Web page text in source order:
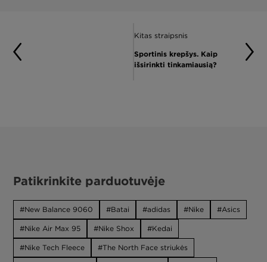
Kitas straipsnis
Sportinis krepšys. Kaip
išsirinkti tinkamiausią?
Patikrinkite parduotuvėje
New Balance 9060 Batai adidas Nike Asics
Nike Air Max 95 Nike Shox Kedai
Nike Tech Fleece The North Face striukės